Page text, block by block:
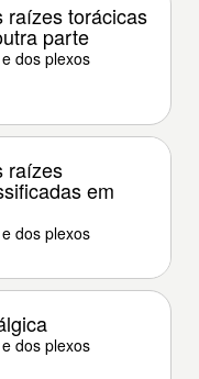
raízes torácicas
parte
dos plexos
raízes
em
dos plexos
dos plexos